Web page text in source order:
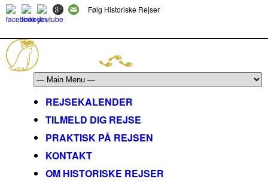
Følg Historiske Rejser
REJSEKALENDER
TILMELD DIG REJSE
PRAKTISK PÅ REJSEN
KONTAKT
OM HISTORISKE REJSER